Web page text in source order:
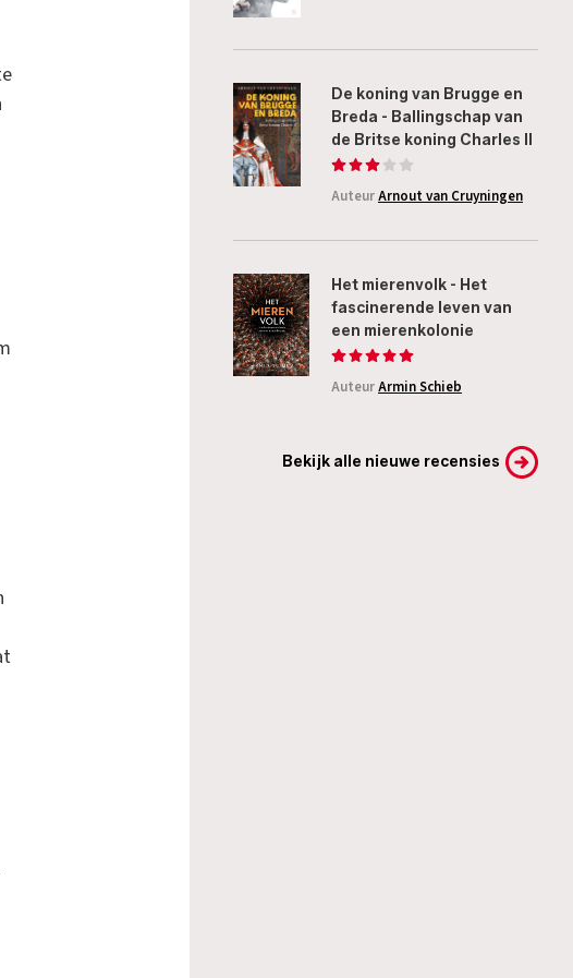
De koning van Brugge en
Breda - Ballingschap van
de Britse koning Charles II
AuteurArnout van Cruyningen
Het mierenvolk - Het
fascinerende leven van
een mierenkolonie
AuteurArmin Schieb
Bekijk alle nieuwe recensies